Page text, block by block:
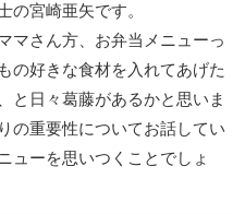
の宮崎亜矢です。
マさん方、お弁当メニューっ
の好きな食材を入れてあげた
と日々葛藤があるかと思いま
の重要性についてお話してい
ューを思いつくことでしょ